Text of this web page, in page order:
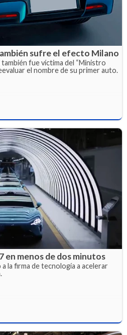
sufre el efecto Milano
fue víctima del “Ministro
el nombre de su primer auto.
en menos de dos minutos
a la firma de tecnología a acelerar